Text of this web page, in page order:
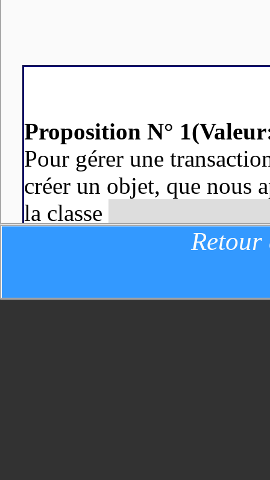
Proposition N°
Pour gérer une
créer un objet, que nous
la classe
( Niveau de confiance:
Retour